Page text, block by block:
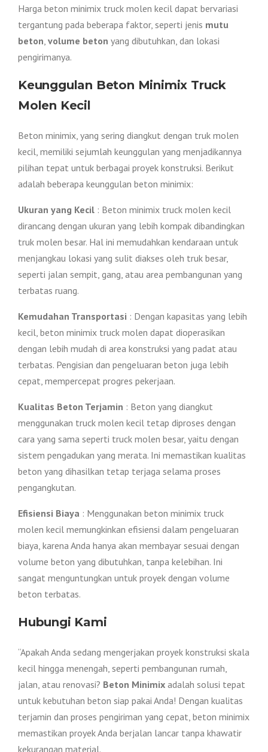
Harga beton minimix truck molen kecil dapat bervariasi
tergantung pada beberapa faktor, seperti jenis mutu
beton, volume beton yang dibutuhkan, dan lokasi
pengirimanya.
Keunggulan Beton Minimix Truck
Molen Kecil
Beton minimix, yang sering diangkut dengan truk molen
kecil, memiliki sejumlah keunggulan yang menjadikannya
pilihan tepat untuk berbagai proyek konstruksi. Berikut
adalah beberapa keunggulan beton minimix:
Ukuran yang Kecil : Beton minimix truck molen kecil
dirancang dengan ukuran yang lebih kompak dibandingkan
truk molen besar. Hal ini memudahkan kendaraan untuk
menjangkau lokasi yang sulit diakses oleh truk besar,
seperti jalan sempit, gang, atau area pembangunan yang
terbatas ruang.
Kemudahan Transportasi : Dengan kapasitas yang lebih
kecil, beton minimix truck molen dapat dioperasikan
dengan lebih mudah di area konstruksi yang padat atau
terbatas. Pengisian dan pengeluaran beton juga lebih
cepat, mempercepat progres pekerjaan.
Kualitas Beton Terjamin : Beton yang diangkut
menggunakan truck molen kecil tetap diproses dengan
cara yang sama seperti truck molen besar, yaitu dengan
sistem pengadukan yang merata. Ini memastikan kualitas
beton yang dihasilkan tetap terjaga selama proses
pengangkutan.
Efisiensi Biaya : Menggunakan beton minimix truck
molen kecil memungkinkan efisiensi dalam pengeluaran
biaya, karena Anda hanya akan membayar sesuai dengan
volume beton yang dibutuhkan, tanpa kelebihan. Ini
sangat menguntungkan untuk proyek dengan volume
beton terbatas.
Hubungi Kami
“Apakah Anda sedang mengerjakan proyek konstruksi skala
kecil hingga menengah, seperti pembangunan rumah,
jalan, atau renovasi? Beton Minimix adalah solusi tepat
untuk kebutuhan beton siap pakai Anda! Dengan kualitas
terjamin dan proses pengiriman yang cepat, beton minimix
memastikan proyek Anda berjalan lancar tanpa khawatir
kekurangan material.